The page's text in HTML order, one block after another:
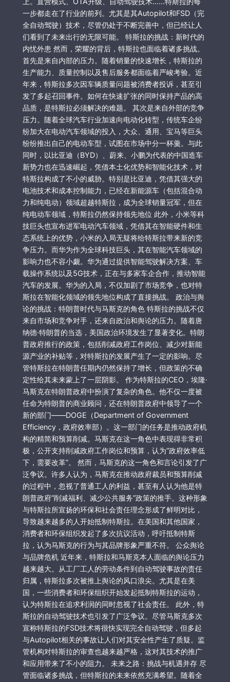
一步都走在了行业的前列。尤其是其Autopilot和FSD（完
全自动驾驶）技术，尽管仍处于不断完善中，但已经让人
们看到了未来出行的无限可能。 特斯拉的挑战：新时代的
内忧外患 然而，荣耀的背后，特斯拉也面临着诸多挑战。
首先是来自内部的压力。随着销量的快速增长，特斯拉的
生产能力、质量控制以及售后服务都面临着严峻考验。近
年来，特斯拉多次因车辆质量问题被消费者投诉，甚至引
发了多起召回事件。如何在快速扩张的同时保持产品的高
品质，是特斯拉必须解决的难题。 其次是来自外部的竞争
压力。随着全球汽车行业加速向电动化转型，传统车企纷
纷加大在电动汽车领域的投入，大众、通用、宝马等巨头
纷纷推出自己的电动车型，试图在市场中分一杯羹。与此
同时，以比亚迪（BYD）、蔚来、小鹏为代表的中国造车
新势力也在迅速崛起，凭借本土化优势和智能化技术，对
特斯拉构成了不小的威胁。特别是比亚迪，凭借其强大的
电池技术和成本控制能力，已经在新能源车（包括混合动
力和纯电动）领域超越特斯拉，成为全球销量冠军，但在
纯电动车领域，特斯拉仍然保持领先地位 此外，小米等科
技巨头也宣布进军电动汽车领域，凭借其在智能硬件和生
态系统上的优势，小米的入局无疑将给特斯拉带来新的竞
争压力。而华为作为全球科技巨头，其在智能汽车领域的
影响力也不容小觑。华为通过提供智能驾驶解决方案、车
载操作系统以及5G技术，正在与多家车企合作，推动智能
汽车的发展。华为的入局，不仅加剧了市场竞争，也对特
斯拉在智能化领域的领先地位构成了直接挑战。 政治与舆
论的挑战：特朗普时代与马斯克的角色 特斯拉的挑战不仅
来自市场和竞争对手，还来自政治和舆论的压力。随着唐
纳德·特朗普的当选，美国政治环境发生了显著变化。特朗
普政府推行的政策，包括削减政府工作岗位、减少对新能
源产业的补贴等，对特斯拉的发展产生了一定的影响。尽
管特斯拉在特朗普任期内仍然保持了增长，但政策的不确
定性给其未来蒙上了一层阴影。 作为特斯拉的CEO，埃隆·
马斯克在特朗普政府中扮演了复杂的角色。他不仅一度被
任命为特朗普的商业顾问，还在特朗普政府中领导了一个
新的部门——DOGE（Department of Government
Efficiency，政府效率部）。这一部门的任务是推动政府机
构的精简和预算削减。马斯克在这一角色中表现得非常积
极，公开支持削减政府工作岗位和预算，认为“政府效率低
下，需要改革”。 然而，马斯克的这一角色和言论引发了广
泛争议。许多人认为，马斯克在推动政府裁员和预算削减
的过程中，忽视了普通工人的利益，甚至有人认为他是特
朗普政府“削减福利、减少公共服务”政策的推手。这种形象
与特斯拉所宣扬的环保和社会责任理念形成了鲜明对比，
导致越来越多的人开始抵制特斯拉。在美国和其他国家，
消费者和环保组织发起了多次抗议活动，呼吁抵制特斯
拉，认为马斯克的行为与其品牌形象严重不符。 公众舆论
与品牌危机 近年来，特斯拉和马斯克本人面临的舆论压力
越来越大。从工厂工人的劳动条件到自动驾驶事故的责任
归属，特斯拉多次被推上舆论的风口浪尖。尤其是在美
国，一些消费者和环保组织开始发起抵制特斯拉的运动，
认为特斯拉在追求利润的同时忽视了社会责任。 此外，特
斯拉的自动驾驶技术也引发了广泛争议。尽管马斯克多次
宣称特斯拉的FSD技术将很快实现完全自动驾驶，但多起
与Autopilot相关的事故让人们对其安全性产生了质疑。监
管机构对特斯拉的审查也越来越严格，这对其技术的推广
和应用带来了不小的阻力。 未来之路：挑战与机遇并存 尽
管面临诸多挑战，但特斯拉的未来依然充满希望。随着全